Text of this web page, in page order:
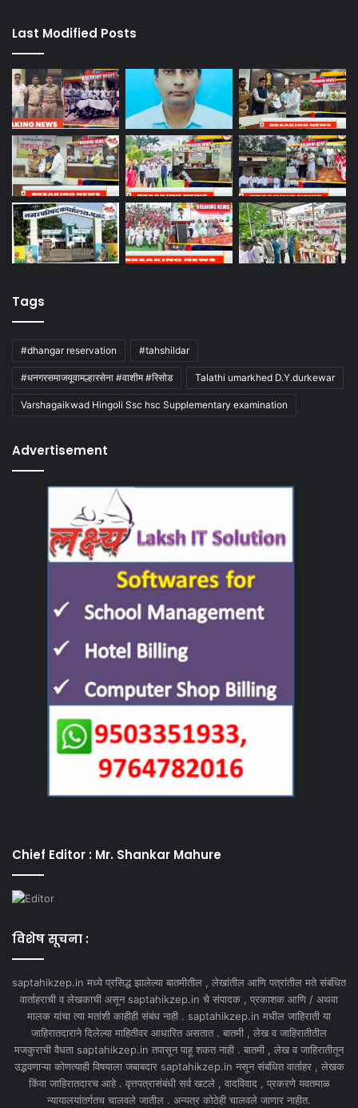
Last Modified Posts
Tags
#dhangar reservation #tahshildar
#धनगरसमाजयूवामल्हारसेना #वाशीम #रिसोड Talathi umarkhed D.Y.durkewar
Varshagaikwad Hingoli Ssc hsc Supplementary examination
Advertisement
Chief Editor : Mr. Shankar Mahure
विशेष सूचना :
saptahikzep.in मध्ये प्रसिद्ध झालेल्या बातमीतील , लेखांतील आणि पत्रांतील मते संबंधित
वार्ताहराची व लेखकाची असून saptahikzep.in चे संपादक , प्रकाशक आणि / अथवा
मालक यांचा त्या मतांशी काहीही संबंध नाही . saptahikzep.in मधील जाहिराती या
जाहिरातदाराने दिलेल्या माहितीवर आधारित असतात . बातमी , लेख व जाहिरातीतील
मजकुराची वैधता saptahikzep.in तपासून पाहू शकत नाही . बातमी , लेख व जाहिरातीतून
उद्भवणाऱ्या कोणत्याही विषयाला जबाबदार saptahikzep.in नसून संबंधित वार्ताहर , लेखक
किंवा जाहिरातदारच आहे . वृत्तपत्रासंबंधी सर्व खटले , वादविवाद , प्रकरणे यवतमाळ
न्यायालयांतर्गतच चालवले जातील . अन्यत्र कोठेही चालवले जाणार नाहीत.